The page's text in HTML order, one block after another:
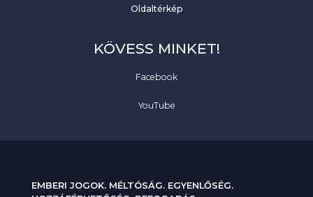
Oldaltérkép
KÖVESS MINKET!
Facebook
YouTube
EMBERI JOGOK. MÉLTÓSÁG. EGYENLŐSÉG.